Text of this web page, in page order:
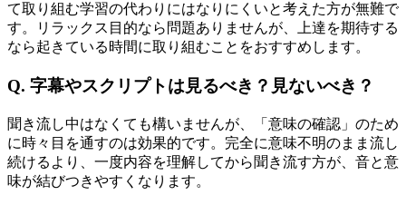
て取り組む学習の代わりにはなりにくいと考えた方が無難で
す。リラックス目的なら問題ありませんが、上達を期待する
なら起きている時間に取り組むことをおすすめします。
Q. 字幕やスクリプトは見るべき？見ないべき？
聞き流し中はなくても構いませんが、「意味の確認」のため
に時々目を通すのは効果的です。完全に意味不明のまま流し
続けるより、一度内容を理解してから聞き流す方が、音と意
味が結びつきやすくなります。